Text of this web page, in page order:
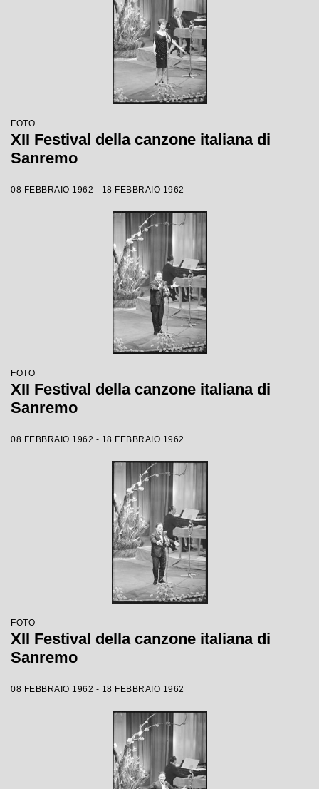
FOTO
XII Festival della canzone italiana di
Sanremo
08 FEBBRAIO 1962 - 18 FEBBRAIO 1962
FOTO
XII Festival della canzone italiana di
Sanremo
08 FEBBRAIO 1962 - 18 FEBBRAIO 1962
FOTO
XII Festival della canzone italiana di
Sanremo
08 FEBBRAIO 1962 - 18 FEBBRAIO 1962